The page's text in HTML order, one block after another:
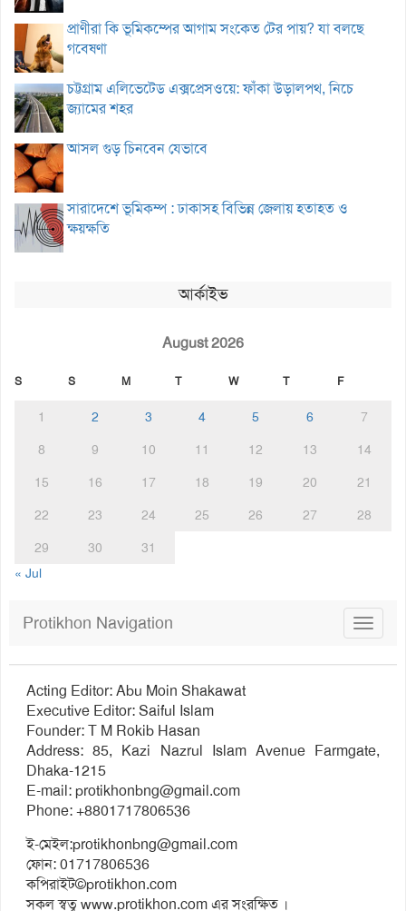
প্রাণীরা কি ভূমিকম্পের আগাম সংকেত টের পায়? যা বলছে
গবেষণা
চট্টগ্রাম এলিভেটেড এক্সপ্রেসওয়ে: ফাঁকা উড়ালপথ, নিচে
জ্যামের শহর
আসল গুড় চিনবেন যেভাবে
সারাদেশে ভূমিকম্প : ঢাকাসহ বিভিন্ন জেলায় হতাহত ও
ক্ষয়ক্ষতি
আর্কাইভ
August 2026
S S M T W T F
1 2 3 4 5 6
7
8
9 10 11 12 13
14
15
16 17 18 19 20
21
22
23 24 25 26 27
28
29
30
31
« Jul
Toggle
Protikhon Navigation
Acting Editor: Abu Moin Shakawat
Executive Editor: Saiful Islam
Founder: T M Rokib Hasan
Address: 85, Kazi Nazrul Islam Avenue Farmgate,
Dhaka-1215
E-mail:protikhonbng@gmail.com
Phone: +8801717806536
ই-মেইল:protikhonbng@gmail.com
ফোন: 01717806536
কপিরাইট©protikhon.com
সকল স্বত্ব www.protikhon.com এর সংরক্ষিত ।